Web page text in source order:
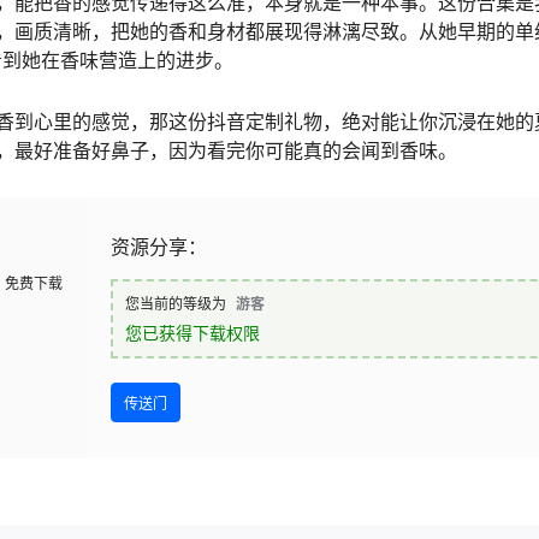
画质清晰，把她的香和身材都展现得淋漓尽致。从她早期的
她在香味营造上的进步。
到心里的感觉，那这份抖音定制礼物，绝对能让你沉浸在她
最好准备好鼻子，因为看完你可能真的会闻到香味。
免费下载
资源分享：
您当前的等级为 游客
您已获得下载权限
传送门